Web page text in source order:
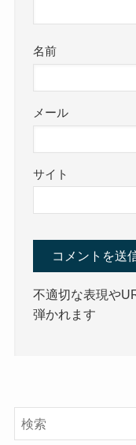
名前
メール
サイト
不適切な表現や
弾かれます